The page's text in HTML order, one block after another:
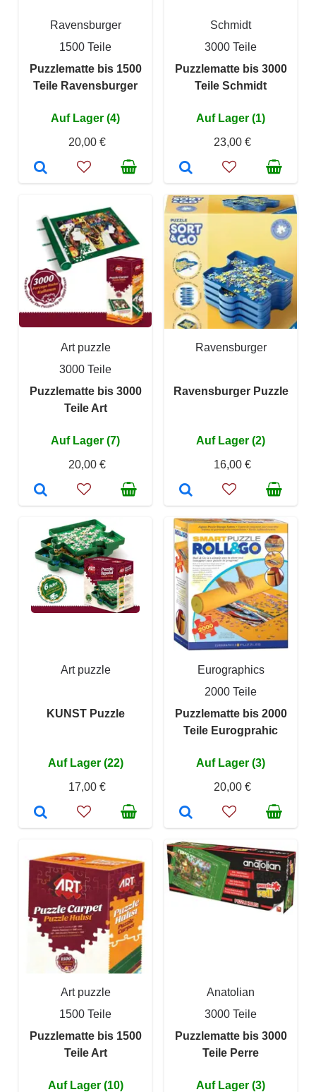
Ravensburger
1500 Teile
Puzzlematte bis 1500
Teile Ravensburger
Auf Lager (4)
20,00 €
Schmidt
3000 Teile
Puzzlematte bis 3000
Teile Schmidt
Auf Lager (1)
23,00 €
Art puzzle
3000 Teile
Puzzlematte bis 3000
Teile Art
Auf Lager (7)
20,00 €
Ravensburger
Ravensburger Puzzle
Auf Lager (2)
16,00 €
Art puzzle
KUNST Puzzle
Auf Lager (22)
17,00 €
Eurographics
2000 Teile
Puzzlematte bis 2000
Teile Eurogprahic
Auf Lager (3)
20,00 €
Art puzzle
1500 Teile
Puzzlematte bis 1500
Teile Art
Auf Lager (10)
Anatolian
3000 Teile
Puzzlematte bis 3000
Teile Perre
Auf Lager (3)